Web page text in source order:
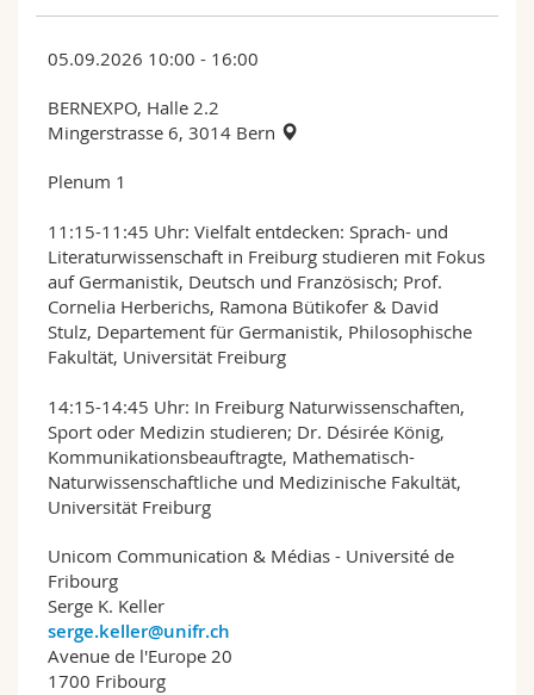
05.09.2026 10:00 - 16:00
BERNEXPO, Halle 2.2
Mingerstrasse 6, 3014 Bern
Plenum 1
11:15-11:45 Uhr: Vielfalt entdecken: Sprach- und
Literaturwissenschaft in Freiburg studieren mit Fokus
auf Germanistik, Deutsch und Französisch; Prof.
Cornelia Herberichs, Ramona Bütikofer & David
Stulz, Departement für Germanistik, Philosophische
Fakultät, Universität Freiburg
14:15-14:45 Uhr: In Freiburg Naturwissenschaften,
Sport oder Medizin studieren; Dr. Désirée König,
Kommunikationsbeauftragte, Mathematisch-
Naturwissenschaftliche und Medizinische Fakultät,
Universität Freiburg
Unicom Communication & Médias - Université de
Fribourg
Serge K. Keller
serge.keller@unifr.ch
Avenue de l'Europe 20
1700 Fribourg